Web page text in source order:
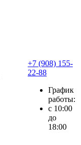
+7 (908) 155-
22-88
График
работы:
с 10:00
до
18:00